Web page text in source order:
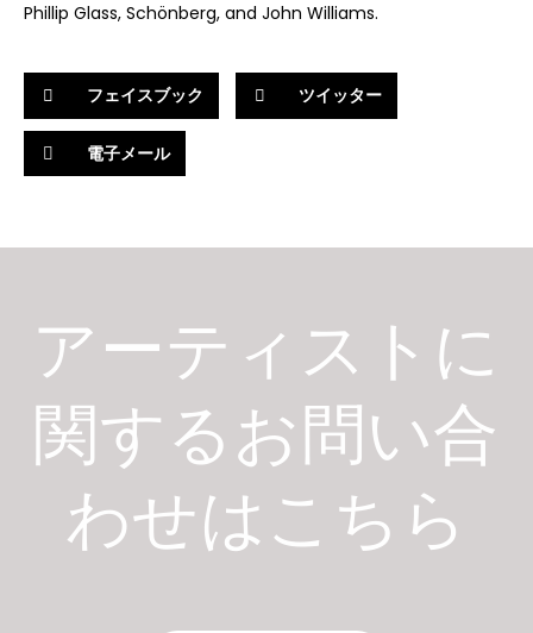
Phillip Glass, Schönberg, and John Williams.
フェイスブック ツイッター
電子メール
アーティストに
関するお問い合
わせはこちら